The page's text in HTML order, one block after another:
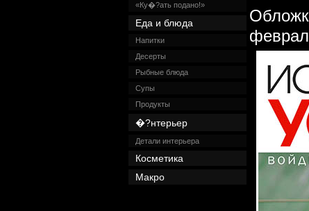
«Ку�?ать подано!»
Еда и блюда
Напитки
Десерты
Рыбные блюда
Супы
Продукты
�?нтерьер
Детали интерьера
Косметика
Макро